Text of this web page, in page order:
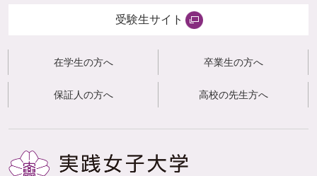
受験生サイト
在学生の方へ 卒業生の方へ
保証人の方へ 高校の先生方へ